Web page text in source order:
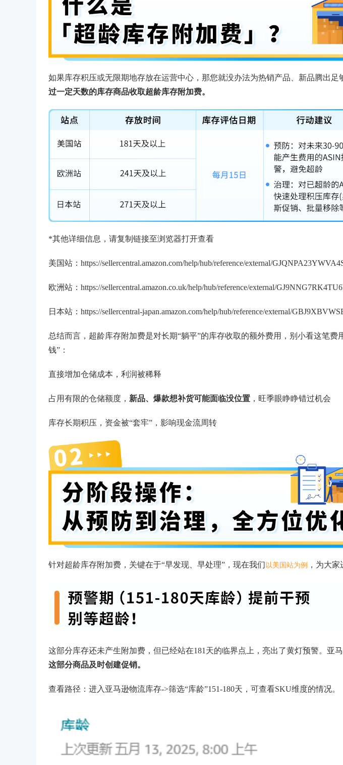
如果库存积压或无限期地存放在运营中心，那您就没办法为热销产品、新品腾出足
过一定天数的库存商品收取超龄库存附加费。
*其他详细信息，请复制链接至浏览器打开查看
美国站：https://sellercentral.amazon.com/help/hub/reference/external/
欧洲站：https://sellercentral.amazon.co.uk/help/hub/reference/external/
日本站：https://sellercentral-japan.amazon.com/help/hub/reference/external/
总结而言，超龄库存附加费是对长期“躺平”的库存收取的额外费用，别小看这笔费
钱”：
直接增加仓储成本，利润被稀释
占用有限的仓储额度， 新品、爆款想补货可能面临没位置 ，旺季眼睁睁错过机会
库存长期积压，资金被“套牢”，影响现金流周转
针对超龄库存附加费，关键在于“早发现、早处理”，现在我们 以美国站为例 ，为大家
这部分库存还未产生附加费，但已经站在181天的临界点上，亮出了黄灯预警。亚
这部分商品及时创建促销。
查看路径：进入亚马逊物流库存->筛选“库龄”151-180天，可查看SKU维度的情况。